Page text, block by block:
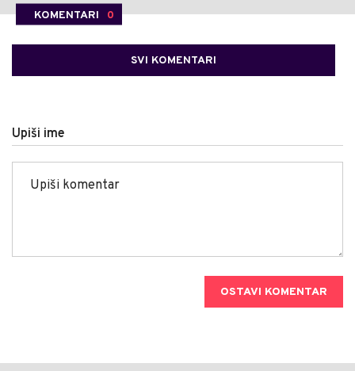
KOMENTARI 0
SVI KOMENTARI
Upiši ime
OSTAVI KOMENTAR